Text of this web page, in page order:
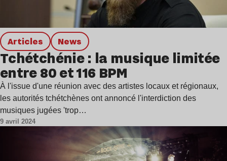
Articles news
Tchétchénie : la musique limitée
entre 80 et 116 BPM
À l'issue d'une réunion avec des artistes locaux et régionaux,
les autorités tchétchènes ont annoncé l'interdiction des
musiques jugées 'trop…
9 avril 2024